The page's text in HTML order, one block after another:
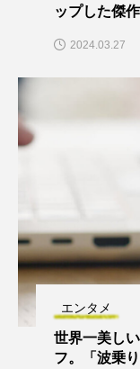
ップした傑
2024.03.27
エンタメ
世界一美し
フ。「波乗